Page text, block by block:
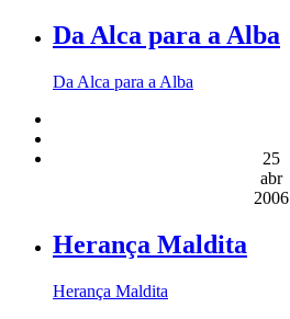
Da Alca para a Alba
Da Alca para a Alba
25
abr
2006
Herança Maldita
Herança Maldita